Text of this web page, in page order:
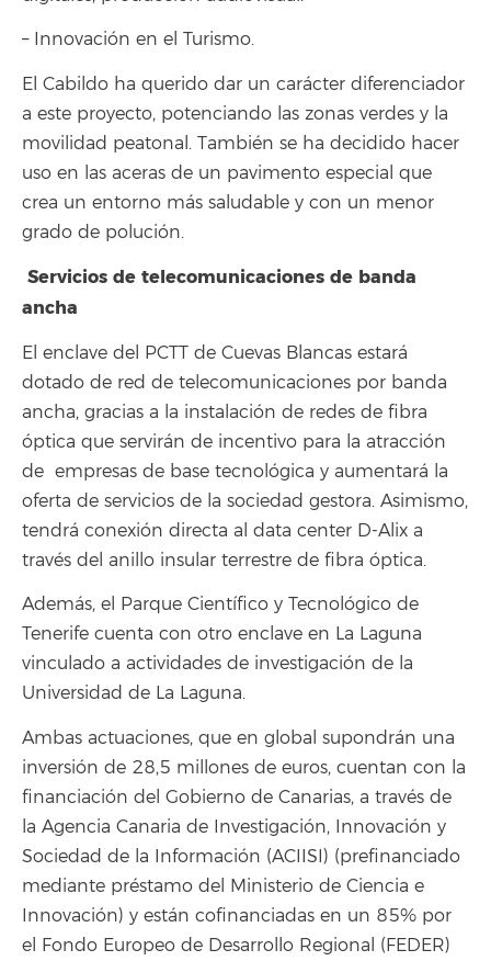
– Innovación en el Turismo.
El Cabildo ha querido dar un carácter diferenciador
a este proyecto, potenciando las zonas verdes y la
movilidad peatonal. También se ha decidido hacer
uso en las aceras de un pavimento especial que
crea un entorno más saludable y con un menor
grado de polución.
Servicios de telecomunicaciones de banda
ancha
El enclave del PCTT de Cuevas Blancas estará
dotado de red de telecomunicaciones por banda
ancha, gracias a la instalación de redes de fibra
óptica que servirán de incentivo para la atracción
de empresas de base tecnológica y aumentará la
oferta de servicios de la sociedad gestora. Asimismo,
tendrá conexión directa al data center D-Alix a
través del anillo insular terrestre de fibra óptica.
Además, el Parque Científico y Tecnológico de
Tenerife cuenta con otro enclave en La Laguna
vinculado a actividades de investigación de la
Universidad de La Laguna.
Ambas actuaciones, que en global supondrán una
inversión de 28,5 millones de euros, cuentan con la
financiación del Gobierno de Canarias, a través de
la Agencia Canaria de Investigación, Innovación y
Sociedad de la Información (ACIISI) (prefinanciado
mediante préstamo del Ministerio de Ciencia e
Innovación) y están cofinanciadas en un 85% por
el Fondo Europeo de Desarrollo Regional (FEDER)